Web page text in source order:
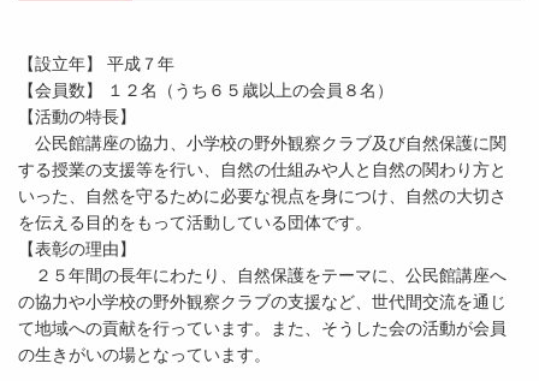
【設立年】 平成７年
【会員数】 １２名（うち６５歳以上の会員８名）
【活動の特長】
公民館講座の協力、小学校の野外観察クラブ及び自然保護に関
する授業の支援等を行い、自然の仕組みや人と自然の関わり方と
いった、自然を守るために必要な視点を身につけ、自然の大切さ
を伝える目的をもって活動している団体です。
【表彰の理由】
２５年間の長年にわたり、自然保護をテーマに、公民館講座へ
の協力や小学校の野外観察クラブの支援など、世代間交流を通じ
て地域への貢献を行っています。また、そうした会の活動が会員
の生きがいの場となっています。